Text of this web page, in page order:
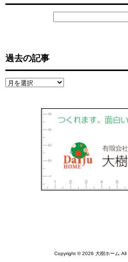
過去の記事
過
Copyright © 2026 大樹ホーム All